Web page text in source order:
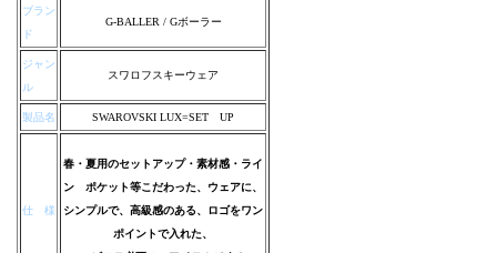
ブラン
ド
G-BALLER / Gボーラー
ジャン
ル
スワロフスキーウェア
製品名 SWAROVSKI LUX=SET UP
仕 様
春・夏用のセットアップ・素材感・ライ
ン ポケット等こだわった、ウェアに、
シンプルで、高級感のある、ロゴをワン
ポイントで入れた、